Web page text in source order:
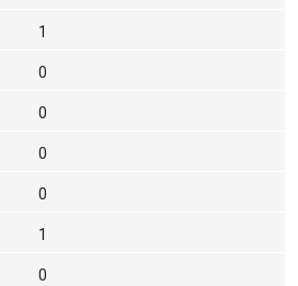
1
0
0
0
0
1
0